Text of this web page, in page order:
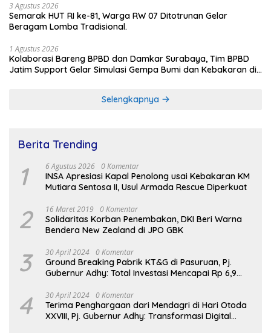
3 Agustus 2026
Semarak HUT RI ke-81, Warga RW 07 Ditotrunan Gelar
Beragam Lomba Tradisional.
1 Agustus 2026
Kolaborasi Bareng BPBD dan Damkar Surabaya, Tim BPBD
Jatim Support Gelar Simulasi Gempa Bumi dan Kebakaran di
Selengkapnya
Berita Trending
1 6 Agustus 2026 0 Komentar
INSA Apresiasi Kapal Penolong usai Kebakaran KM
Mutiara Sentosa II, Usul Armada Rescue Diperkuat
2 16 Maret 2019 0 Komentar
Solidaritas Korban Penembakan, DKI Beri Warna
Bendera New Zealand di JPO GBK
3 30 April 2024 0 Komentar
Ground Breaking Pabrik KT&G di Pasuruan, Pj.
Gubernur Adhy: Total Investasi Mencapai Rp 6,9
4 30 April 2024 0 Komentar
Terima Penghargaan dari Mendagri di Hari Otoda
XXVIII, Pj. Gubernur Adhy: Transformasi Digital